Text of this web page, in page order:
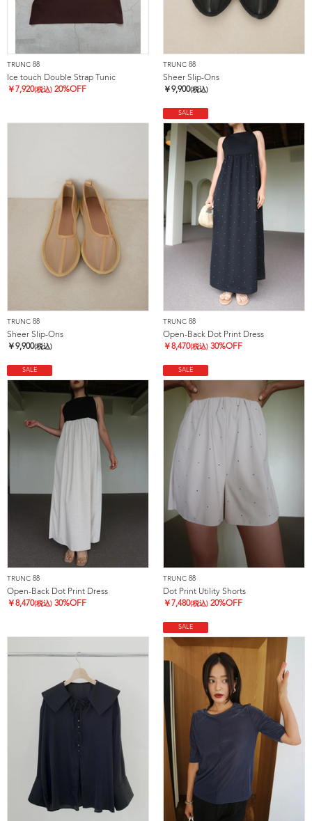
TRUNC 88
Ice touch Double Strap Tunic
￥ 7,920(税込) 20%OFF
TRUNC 88
Sheer Slip-Ons
￥9,900(税込)
TRUNC 88
Sheer Slip-Ons
￥9,900(税込)
SALE
TRUNC 88
Open-Back Dot Print Dress
￥8,470(税込) 30%OFF
SALE
TRUNC 88
Open-Back Dot Print Dress
￥8,470(税込) 30%OFF
SALE
TRUNC 88
Dot Print Utility Shorts
￥ 7,480(税込) 20%OFF
SALE